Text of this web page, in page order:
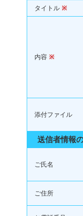
タイトル ※
内容 ※
添付ファイル
送信者情報
ご氏名
ご住所